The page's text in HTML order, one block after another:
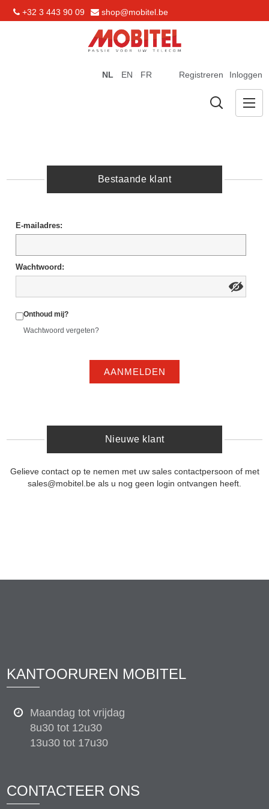
+32 3 443 90 09 shop@mobitel.be
Registreren Inloggen
NL EN FR
Bestaande klant
E-mailadres:
Wachtwoord:
Onthoud mij?
Wachtwoord vergeten?
AANMELDEN
Nieuwe klant
Gelieve contact op te nemen met uw sales contactpersoon of met
sales@mobitel.be als u nog geen login ontvangen heeft.
KANTOORUREN MOBITEL
Maandag tot vrijdag
8u30 tot 12u30
13u30 tot 17u30
CONTACTEER ONS